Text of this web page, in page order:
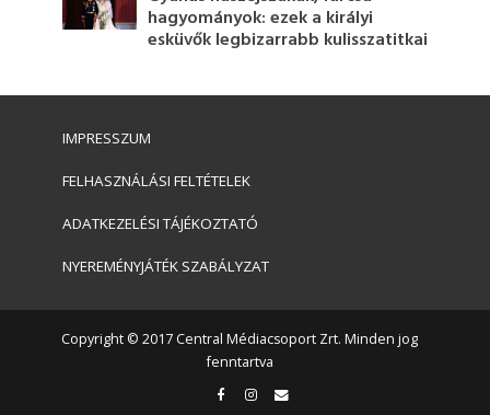
hagyományok: ezek a királyi
esküvők legbizarrabb kulisszatitkai
IMPRESSZUM
FELHASZNÁLÁSI FELTÉTELEK
ADATKEZELÉSI TÁJÉKOZTATÓ
NYEREMÉNYJÁTÉK SZABÁLYZAT
Copyright © 2017 Central Médiacsoport Zrt. Minden jog
fenntartva